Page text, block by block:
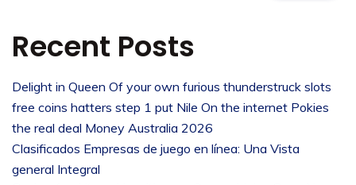
Recent Posts
Delight in Queen Of your own furious thunderstruck slots
free coins hatters step 1 put Nile On the internet Pokies
the real deal Money Australia 2026
Clasificados Empresas de juego en línea: Una Vista
general Integral